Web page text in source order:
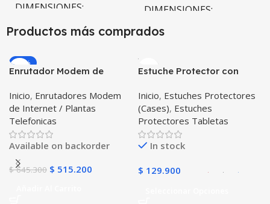
DIMENSIONES
10 × 10 × 10 cm
COLOR Negro
DIMENSIONES
COLOR
Gris,Negro ,Azul,
Productos más comprados
-20%
Enrutador Modem de
Libre Todo Operador 4G
LTE SIMCARD
Inicio, Enrutadores Modem
de Internet / Plantas
Telefonicas
Available on backorder
$645.300 $ 515.200
Estuche Protector con
Tablet Samsung Galaxy
Tab A8 10.5 2021 – 2022
SM-x200 SM-x205 Anti
golpes con soporte
Inicio, Estuches Protectores
(Cases), Estuches
Protectores Tabletas
In stock
$ 129.900